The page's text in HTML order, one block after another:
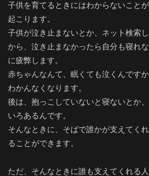
子供を育てるときにはわからないことが
起こります。
子供が泣き止まないとか、ネット検索
から、泣き止まなかったら自分も寝れ
に疲弊します。
赤ちゃんなんて、眠くても泣くんです
わかんなくなります。
後は、抱っこしていないと寝ないとか
いろあるんです。
そんなときに、そばで誰かが支えてく
ることができます。
ただ、そんなときに誰も支えてくれる